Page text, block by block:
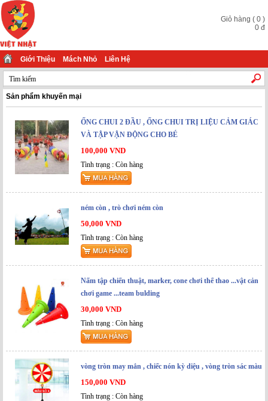
Giỏ hàng ( 0 )
0 đ
Giới Thiệu Mách Nhỏ Liên Hệ
Sản phẩm khuyến mại
ỐNG CHUI 2 ĐẦU , ỐNG CHUI TRỊ LIỆU CẢM GIÁC
VÀ TẬP VẬN ĐỘNG CHO BÉ
100,000 VND
Tình trạng : Còn hàng
ném còn , trò chơi ném còn
50,000 VND
Tình trạng : Còn hàng
Nấm tập chiến thuật, marker, cone chơi thể thao ...vật cản
chơi game ...team bulding
30,000 VND
Tình trạng : Còn hàng
vòng tròn may mắn , chiếc nón kỳ diệu , vòng tròn sác màu
150,000 VND
Tình trạng : Còn hàng